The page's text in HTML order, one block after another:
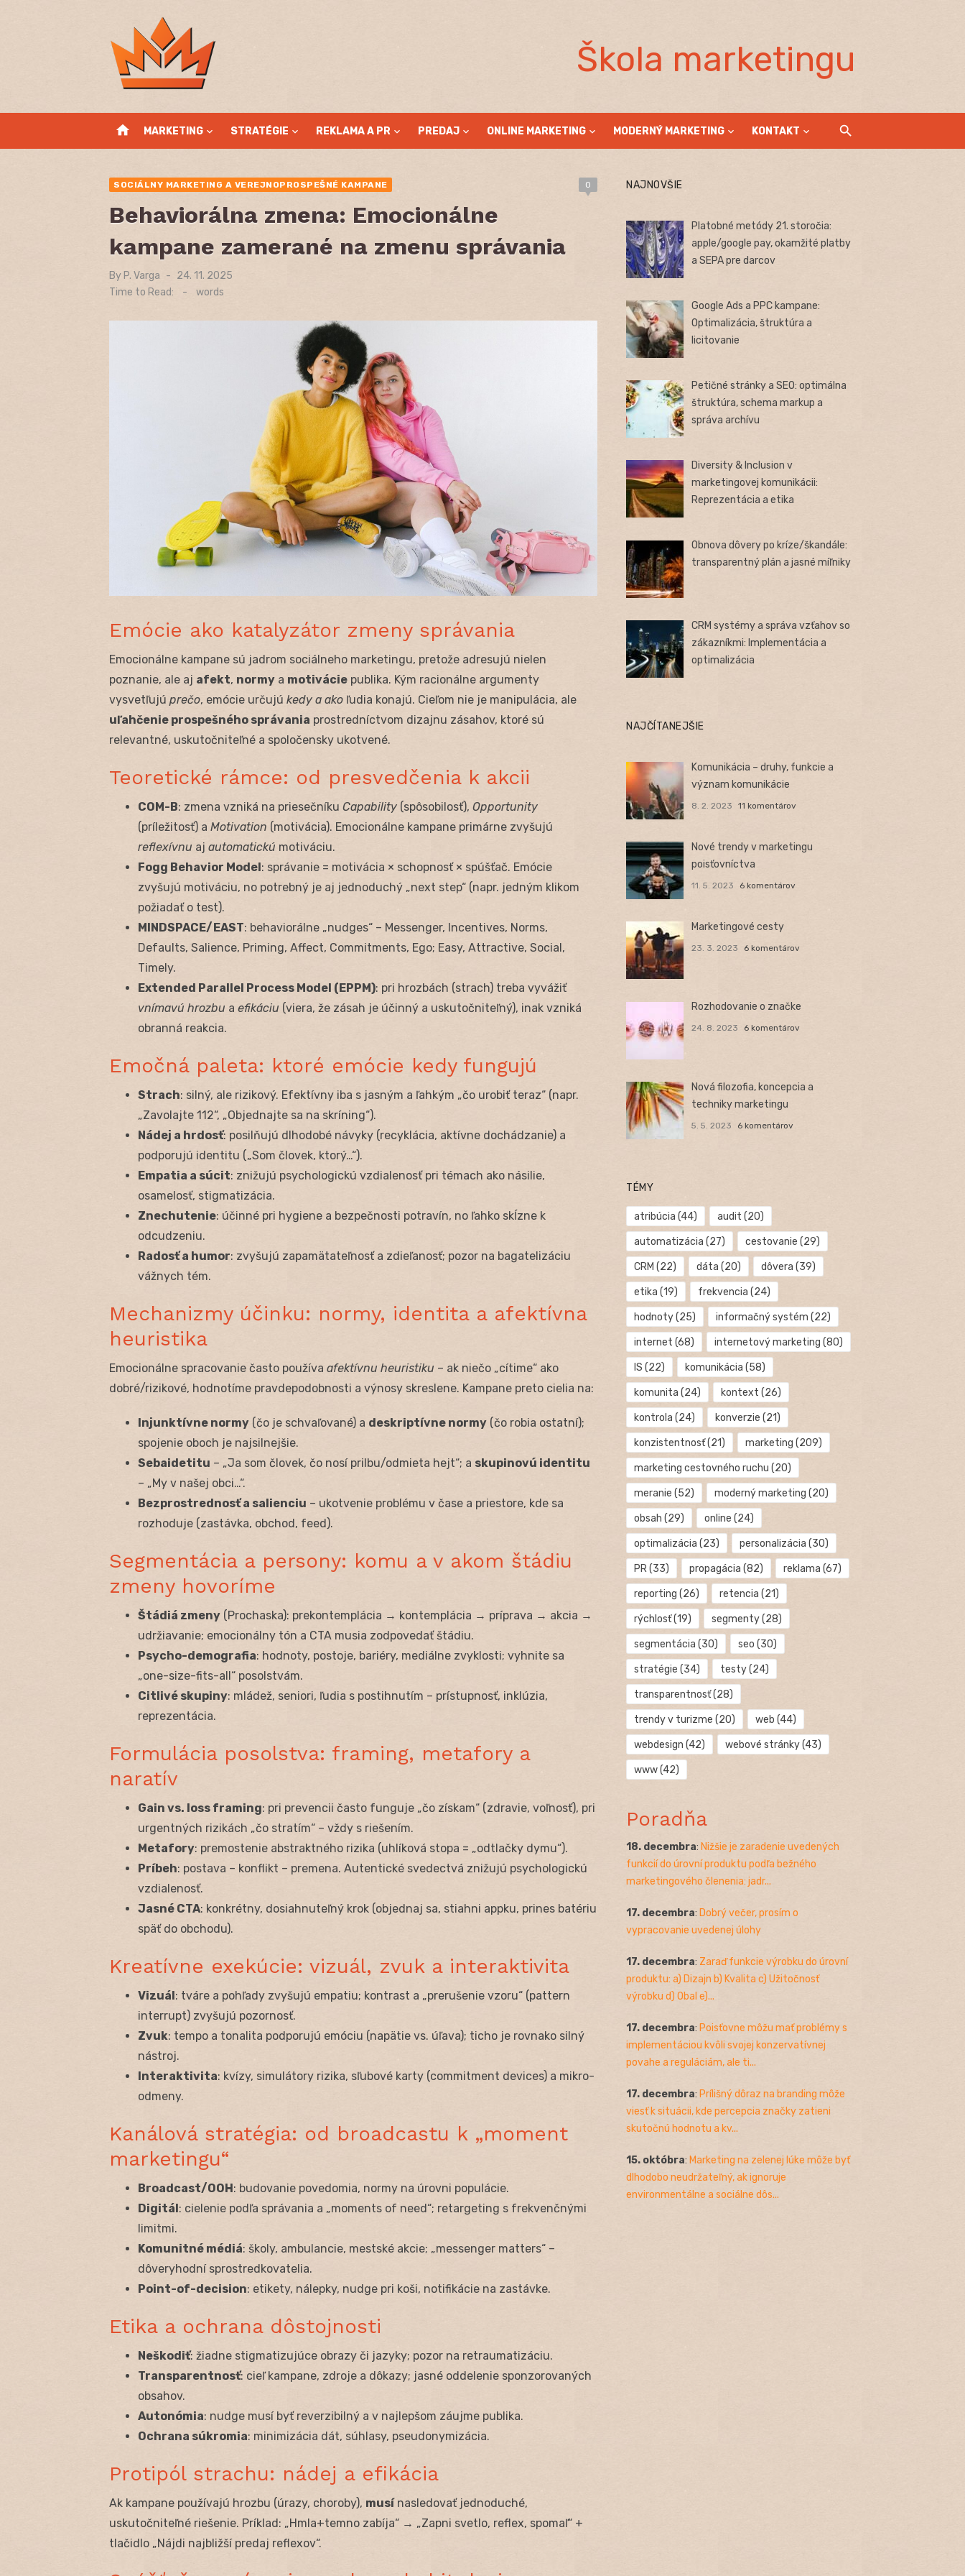
Škola marketingu
home MARKETING STRATÉGIE REKLAMA A PR PREDAJ ONLINE MARKETING MODERNÝ MARKETING KONTAKT
SOCIÁLNY MARKETING A VEREJNOPROSPEŠNÉ KAMPANE 0
Behaviorálna zmena: Emocionálne
kampane zamerané na zmenu správania
By P. Varga
Posted
24. 11. 2025
Time to Read:
- words
Emócie ako katalyzátor zmeny správania
Emocionálne kampane sú jadrom sociálneho marketingu, pretože adresujú nielen
poznanie, ale aj afekt, normy a motivácie publika. Kým racionálne argumenty
vysvetľujú prečo, emócie určujú kedy a ako ľudia konajú. Cieľom nie je manipulácia, ale
uľahčenie prospešného správania prostredníctvom dizajnu zásahov, ktoré sú
relevantné, uskutočniteľné a spoločensky ukotvené.
Teoretické rámce: od presvedčenia k akcii
COM-B: zmena vzniká na priesečníku Capability (spôsobilosť), Opportunity
(príležitosť) a Motivation (motivácia). Emocionálne kampane primárne zvyšujú
reflexívnu aj automatickú motiváciu.
Fogg Behavior Model: správanie = motivácia × schopnosť × spúšťač. Emócie
zvyšujú motiváciu, no potrebný je aj jednoduchý „next step“ (napr. jedným klikom
požiadať o test).
MINDSPACE/EAST: behaviorálne „nudges“ – Messenger, Incentives, Norms,
Defaults, Salience, Priming, Affect, Commitments, Ego; Easy, Attractive, Social,
Timely.
Extended Parallel Process Model (EPPM): pri hrozbách (strach) treba vyvážiť
vnímavú hrozbu a efikáciu (viera, že zásah je účinný a uskutočniteľný), inak vzniká
obranná reakcia.
Emočná paleta: ktoré emócie kedy fungujú
Strach: silný, ale rizikový. Efektívny iba s jasným a ľahkým „čo urobiť teraz“ (napr.
„Zavolajte 112“, „Objednajte sa na skríning“).
Nádej a hrdosť: posilňujú dlhodobé návyky (recyklácia, aktívne dochádzanie) a
podporujú identitu („Som človek, ktorý…“).
Empatia a súcit: znižujú psychologickú vzdialenosť pri témach ako násilie,
osamelosť, stigmatizácia.
Znechutenie: účinné pri hygiene a bezpečnosti potravín, no ľahko skĺzne k
odcudzeniu.
Radosť a humor: zvyšujú zapamätateľnosť a zdieľanosť; pozor na bagatelizáciu
vážnych tém.
Mechanizmy účinku: normy, identita a afektívna
heuristika
Emocionálne spracovanie často používa afektívnu heuristiku – ak niečo „cítime“ ako
dobré/rizikové, hodnotíme pravdepodobnosti a výnosy skreslene. Kampane preto cielia na:
Injunktívne normy (čo je schvaľované) a deskriptívne normy (čo robia ostatní);
spojenie oboch je najsilnejšie.
Sebaidetitu – „Ja som človek, čo nosí prilbu/odmieta hejt“; a skupinovú identitu
– „My v našej obci…“.
Bezprostrednosť a salienciu – ukotvenie problému v čase a priestore, kde sa
rozhoduje (zastávka, obchod, feed).
Segmentácia a persony: komu a v akom štádiu
zmeny hovoríme
Štádiá zmeny (Prochaska): prekontemplácia → kontemplácia → príprava → akcia →
udržiavanie; emocionálny tón a CTA musia zodpovedať štádiu.
Psycho-demografia: hodnoty, postoje, bariéry, mediálne zvyklosti; vyhnite sa
„one-size-fits-all“ posolstvám.
Citlivé skupiny: mládež, seniori, ľudia s postihnutím – prístupnosť, inklúzia,
reprezentácia.
Formulácia posolstva: framing, metafory a
naratív
Gain vs. loss framing: pri prevencii často funguje „čo získam“ (zdravie, voľnosť), pri
urgentných rizikách „čo stratím“ – vždy s riešením.
Metafory: premostenie abstraktného rizika (uhlíková stopa = „odtlačky dymu“).
Príbeh: postava – konflikt – premena. Autentické svedectvá znižujú psychologickú
vzdialenosť.
Jasné CTA: konkrétny, dosiahnuteľný krok (objednaj sa, stiahni appku, prines batériu
späť do obchodu).
Kreatívne exekúcie: vizuál, zvuk a interaktivita
Vizuál: tváre a pohľady zvyšujú empatiu; kontrast a „prerušenie vzoru“ (pattern
interrupt) zvyšujú pozornosť.
Zvuk: tempo a tonalita podporujú emóciu (napätie vs. úľava); ticho je rovnako silný
nástroj.
Interaktivita: kvízy, simulátory rizika, sľubové karty (commitment devices) a mikro-
odmeny.
Kanálová stratégia: od broadcastu k „moment
marketingu“
Broadcast/OOH: budovanie povedomia, normy na úrovni populácie.
Digitál: cielenie podľa správania a „moments of need“; retargeting s frekvenčnými
limitmi.
Komunitné médiá: školy, ambulancie, mestské akcie; „messenger matters“ –
dôveryhodní sprostredkovatelia.
Point-of-decision: etikety, nálepky, nudge pri koši, notifikácie na zastávke.
Etika a ochrana dôstojnosti
Neškodiť: žiadne stigmatizujúce obrazy či jazyky; pozor na retraumatizáciu.
Transparentnosť: cieľ kampane, zdroje a dôkazy; jasné oddelenie sponzorovaných
obsahov.
Autonómia: nudge musí byť reverzibilný a v najlepšom záujme publika.
Ochrana súkromia: minimizácia dát, súhlasy, pseudonymizácia.
Protipól strachu: nádej a efikácia
Ak kampane používajú hrozbu (úrazy, choroby), musínasledovať jednoduché,
uskutočniteľné riešenie. Príklad: „Hmla+temno zabíja“ → „Zapni svetlo, reflex, spomaľ“ +
tlačidlo „Nájdi najbližší predaj reflexov“.
NAJNOVŠIE
Platobné metódy 21. storočia:
apple/google pay, okamžité platby
a SEPA pre darcov
Google Ads a PPC kampane:
Optimalizácia, štruktúra a
licitovanie
Petičné stránky a SEO: optimálna
štruktúra, schema markup a
správa archívu
Diversity & Inclusion v
marketingovej komunikácii:
Reprezentácia a etika
Obnova dôvery po kríze/škandále:
transparentný plán a jasné míľniky
CRM systémy a správa vzťahov so
zákazníkmi: Implementácia a
optimalizácia
NAJČÍTANEJŠIE
Komunikácia – druhy, funkcie a
význam komunikácie
8. 2. 2023 11 komentárov
Nové trendy v marketingu
poisťovníctva
11. 5. 2023 6 komentárov
Marketingové cesty
23. 3. 2023 6 komentárov
Rozhodovanie o značke
24. 8. 2023 6 komentárov
Nová filozofia, koncepcia a
techniky marketingu
5. 5. 2023 6 komentárov
TÉMY
atribúcia (44) audit (20)
automatizácia (27) cestovanie (29)
CRM (22) dáta (20) dôvera (39)
etika (19) frekvencia (24)
hodnoty(25) informačný systém (22)
internet (68) internetový marketing (80)
IS (22) komunikácia (58)
komunita (24) kontext (26)
kontrola (24) konverzie (21)
konzistentnosť(21) marketing (209)
marketing cestovného ruchu (20)
meranie (52) moderný marketing (20)
obsah (29) online (24)
optimalizácia (23) personalizácia (30)
PR(33) propagácia (82) reklama (67)
reporting (26) retencia (21)
rýchlosť(19) segmenty(28)
segmentácia (30) seo (30)
stratégie (34) testy(24)
transparentnosť(28)
trendy v turizme (20) web (44)
webdesign (42) webové stránky(43)
www(42)
Poradňa
18. decembra: Nižšie je zaradenie uvedených
funkcií do úrovní produktu podľa bežného
marketingového členenia: jadr...
17. decembra: Dobrý večer, prosím o
vypracovanie uvedenej úlohy
17. decembra: Zaraď funkcie výrobku do úrovní
produktu: a) Dizajn b) Kvalita c) Užitočnosť
výrobku d) Obal e)...
17. decembra: Poisťovne môžu mať problémy s
implementáciou kvôli svojej konzervatívnej
povahe a reguláciám, ale ti...
17. decembra: Prílišný dôraz na branding môže
viesť k situácii, kde percepcia značky zatieni
skutočnú hodnotu a kv...
15. októbra: Marketing na zelenej lúke môže byť
dlhodobo neudržateľný, ak ignoruje
environmentálne a sociálne dôs...